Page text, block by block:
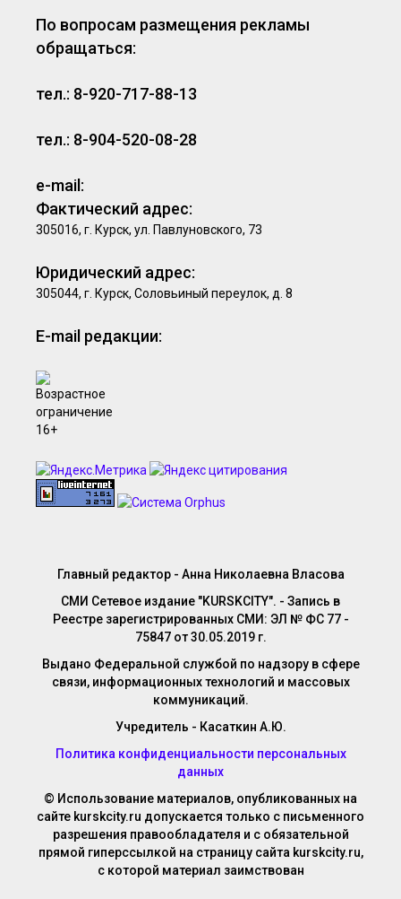
По вопросам размещения рекламы
обращаться:
тел.: 8-920-717-88-13
тел.: 8-904-520-08-28
e-mail:
Фактический адрес:
305016, г. Курск, ул. Павлуновского, 73
Юридический адрес:
305044, г. Курск, Соловьиный переулок, д. 8
E-mail редакции:
Главный редактор - Анна Николаевна Власова
СМИ Сетевое издание "KURSKCITY". - Запись в
Реестре зарегистрированных СМИ: ЭЛ № ФС 77 -
75847 от 30.05.2019 г.
Выдано Федеральной службой по надзору в сфере
связи, информационных технологий и массовых
коммуникаций.
Учредитель - Касаткин А.Ю.
Политика конфиденциальности персональных
данных
© Использование материалов, опубликованных на
сайте kurskcity.ru допускается только с письменного
разрешения правообладателя и с обязательной
прямой гиперссылкой на страницу сайта kurskcity.ru,
с которой материал заимствован